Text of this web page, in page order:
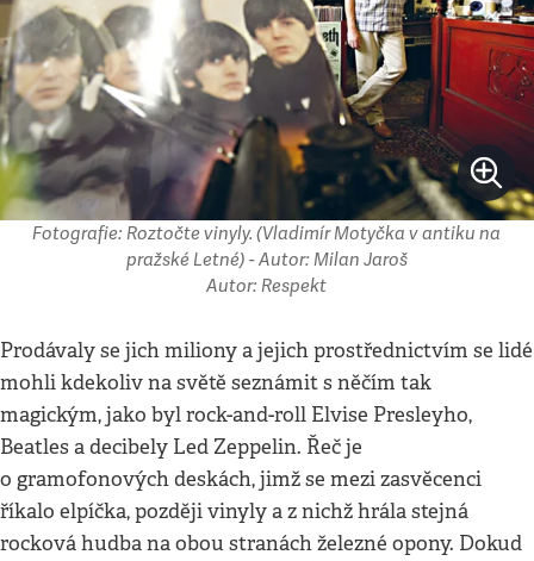
Fotografie: Roztočte vinyly. (Vladimír Motyčka v antiku na
pražské Letné) - Autor: Milan Jaroš
Autor: Respekt
Prodávaly se jich miliony a jejich prostřednictvím se lidé
mohli kdekoliv na světě seznámit s něčím tak
magickým, jako byl rock-and-roll Elvise Presleyho,
Beatles a decibely Led Zeppelin. Řeč je
o gramofonových deskách, jimž se mezi zasvěcenci
říkalo elpíčka, později vinyly a z nichž hrála stejná
rocková hudba na obou stranách železné opony. Dokud